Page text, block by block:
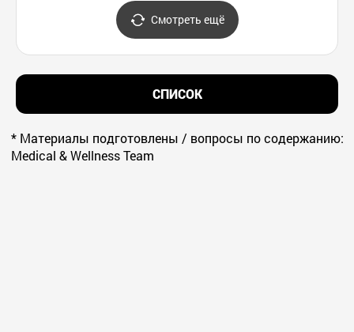
Смотреть ещё
СПИСОК
* Материалы подготовлены / вопросы по содержанию:
Medical & Wellness Team